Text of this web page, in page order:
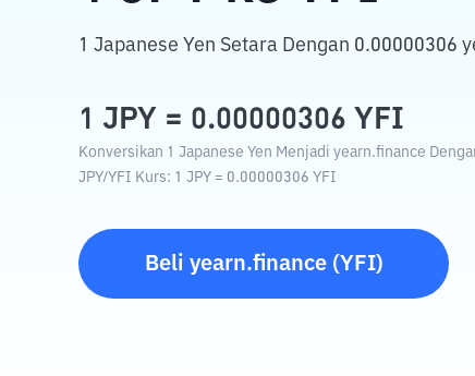
1 Japanese Yen Setara Dengan 0.00000306
1 JPY = 0.00000306 YFI
Konversikan 1 Japanese Yen Menjadi yearn.finance
JPY/YFI Kurs: 1 JPY = 0.00000306 YFI
Beli yearn.finance(YFI)